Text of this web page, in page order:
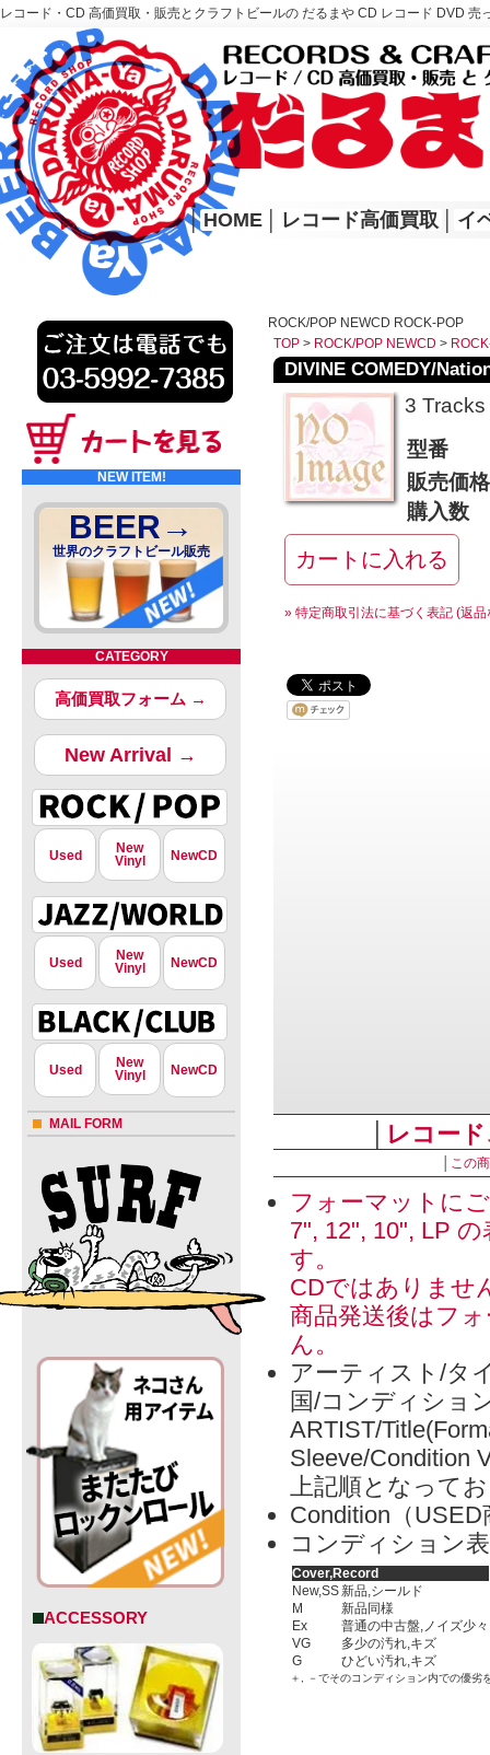
レコード・CD 高価買取・販売とクラフトビールの だるまや CD レコード DVD
レコード高価買取はこちら
HOME
│ HOME レコード高価買取 イ
NEW ITEM!
BEER→
世界のクラフトビール販売
CATEGORY
高価買取フォーム →
New Arrival →
Used
New
Vinyl
NewCD
Used
New
Vinyl
NewCD
Used
New
Vinyl
NewCD
MAIL FORM
ACCESSORY
ROCK/POP NEWCD ROCK-POP
TOP > ROCK/POP NEWCD >
DIVINE COMEDY/
3
型番
販売価格
購入数
» 特定商取引法に基づく表記 (返品
レコー
この
フォーマットに
7", 12", 10", LP
す。
CDではありませ
商品発送後はフ
ん。
アーティスト/タ
国/コンディショ
ARTIST/
Sleeve/Condition
上記順となって
Condition（
コンディション
Cover,Record
New,SS新品,シールド
M
新品同様
Ex
普通の中古盤,ノイズ少々
VG
多少の汚れ,キズ
G
ひどい汚れ,キズ
＋, －でそのコンディション内での優劣